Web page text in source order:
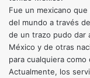
Fue un mexicano
del mundo a través
de un trazo pudo dar
México y de otras
para cualquiera
Actualmente, los